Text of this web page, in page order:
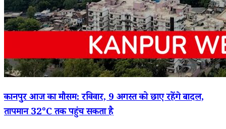
कानपुर आज का मौसम: रविवार, 9 अगस्त को छाए रहेंगे बादल,
तापमान 32°C तक पहुंच सकता है